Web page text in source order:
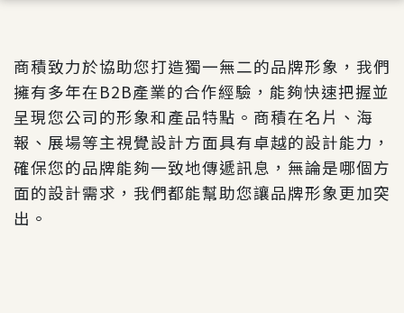
商積致力於協助您打造獨一無二的品牌形象，我們
擁有多年在B2B產業的合作經驗，能夠快速把握並
呈現您公司的形象和產品特點。商積在名片、海
報、展場等主視覺設計方面具有卓越的設計能力，
確保您的品牌能夠一致地傳遞訊息，無論是哪個方
面的設計需求，我們都能幫助您讓品牌形象更加突
出。